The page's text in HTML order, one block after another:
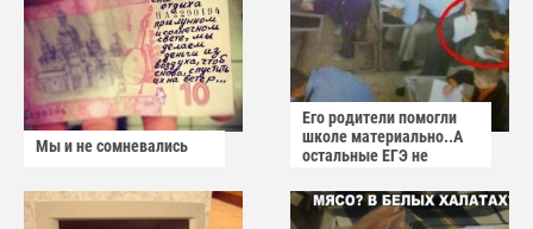
Мы и не сомневались
Его родители помогли
школе материально..А
остальные ЕГЭ не